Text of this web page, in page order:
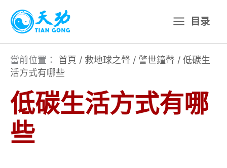
主
目录
當前位置： 首頁 / 救地球之聲 / 警世鐘聲 / 低碳生
活方式有哪些
低碳生活方式有哪
些